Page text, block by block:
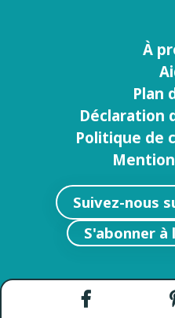
Partager
À
Plan
Déclaration
Politique de
Suivez-nous
S'abonner